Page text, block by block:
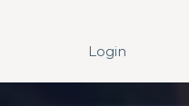
Login